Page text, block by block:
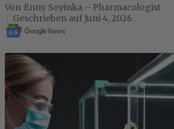
Enny Soyinka – Pharmacologist
Juni 4, 2026